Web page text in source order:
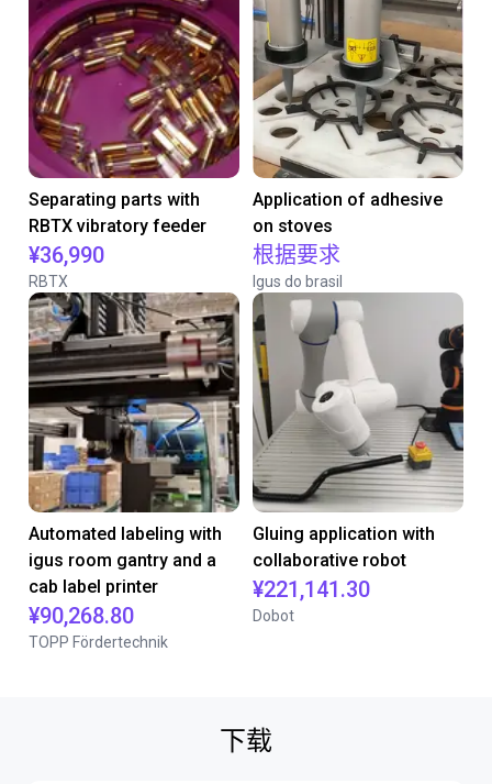
Separating parts with
RBTX vibratory feeder
¥36,990
RBTX
Application of adhesive
on stoves
根据要求
Igus do brasil
Automated labeling with
igus room gantry and a
cab label printer
¥90,268.80
TOPP Fördertechnik
Gluing application with
collaborative robot
¥221,141.30
Dobot
下载